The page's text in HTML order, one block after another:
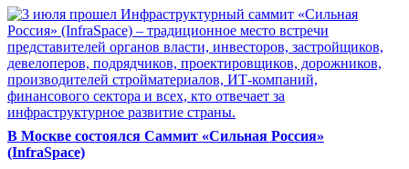
В Москве состоялся Саммит «Сильная Россия»
(InfraSpace)